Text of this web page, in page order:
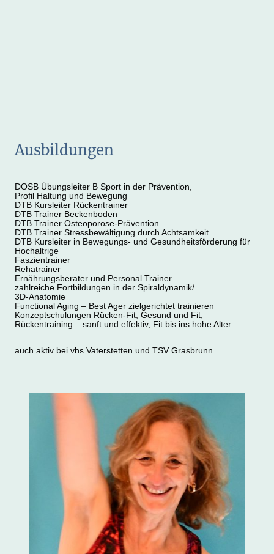
Ausbildungen
DOSB Übungsleiter B Sport in der Prävention,
Profil Haltung und Bewegung
DTB Kursleiter Rückentrainer
DTB Trainer Beckenboden
DTB Trainer Osteoporose-Prävention
DTB Trainer Stressbewältigung durch Achtsamkeit
DTB Kursleiter in Bewegungs- und Gesundheitsförderung für
Hochaltrige
Faszientrainer
Rehatrainer
Ernährungsberater und Personal Trainer
zahlreiche Fortbildungen in der Spiraldynamik/
3D-Anatomie
Functional Aging – Best Ager zielgerichtet trainieren
Konzeptschulungen Rücken-Fit, Gesund und Fit,
Rückentraining – sanft und effektiv, Fit bis ins hohe Alter
auch aktiv bei vhs Vaterstetten und TSV Grasbrunn